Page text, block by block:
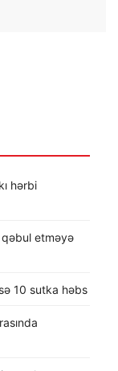
hərbi
qəbul etməyə
10 sutka həbs